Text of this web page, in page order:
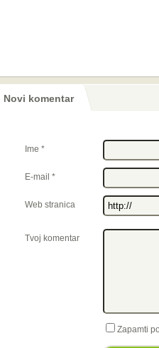
Novi komentar
Ime *
E-mail *
Web stranica
Tvoj komentar
Zapamti